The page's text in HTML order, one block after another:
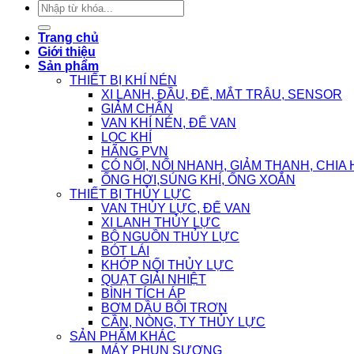
Tìm
kiếm:
Trang chủ
Giới thiệu
Sản phẩm
THIẾT BỊ KHÍ NÉN
XI LANH, ĐẦU, ĐẾ, MẮT TRÂU, SENSOR
GIẢM CHẤN
VAN KHÍ NÉN, ĐẾ VAN
LỌC KHÍ
HÃNG PVN
CÓ NỐI, NỐI NHANH, GIẢM THANH, CHIA
ỐNG HƠI,SÚNG KHÍ, ỐNG XOẮN
THIẾT BỊ THỦY LỰC
VAN THỦY LỰC, ĐẾ VAN
XI LANH THỦY LỰC
BỘ NGUỒN THỦY LỰC
BÓT LÁI
KHỚP NỐI THỦY LỰC
QUẠT GIẢI NHIỆT
BÌNH TÍCH ÁP
BƠM DẦU BÔI TRƠN
CẦN, NÒNG, TY THỦY LỰC
SẢN PHẨM KHÁC
MÁY PHUN SƯƠNG